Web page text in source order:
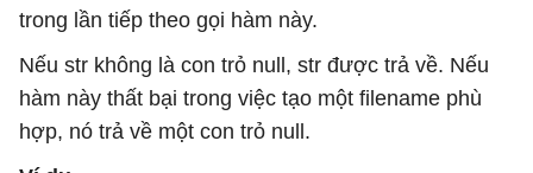
trong lần tiếp theo gọi hàm này.
Nếu str không là con trỏ null, str được trả về. Nếu
hàm này thất bại trong việc tạo một filename phù
hợp, nó trả về một con trỏ null.